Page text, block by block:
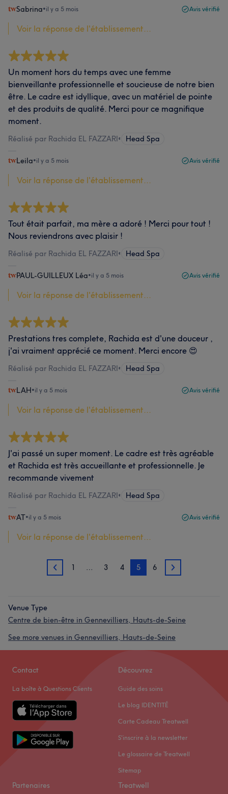
Sabrina•il y a 5 mois Avis vérifié
Voir la réponse de l'établissement...
Un moment hors du temps avec une femme
bienveillante professionnelle et soucieuse de notre bien
être. Le cadre est idyllique, avec un matériel de pointe
et des produits de qualité. Merci pour ce magnifique
moment.
Réalisé par Rachida EL FAZZARI• Head Spa
Leila•il y a 5 mois Avis vérifié
Voir la réponse de l'établissement...
Tout était parfait, ma mère a adoré ! Merci pour tout !
Nous reviendrons avec plaisir !
Réalisé par Rachida EL FAZZARI• Head Spa
PAUL-GUILLEUX Léa•il y a 5 mois Avis vérifié
Voir la réponse de l'établissement...
Prestations tres complete, Rachida est d'une douceur ,
j'ai vraiment apprécié ce moment. Merci encore 😍
Réalisé par Rachida EL FAZZARI• Head Spa
LAH•il y a 5 mois Avis vérifié
Voir la réponse de l'établissement...
J'ai passé un super moment. Le cadre est très agréable
et Rachida est très accueillante et professionnelle. Je
recommande vivement
Réalisé par Rachida EL FAZZARI• Head Spa
AT•il y a 5 mois Avis vérifié
Voir la réponse de l'établissement...
4 1 … 3 4 5 6 6
Venue Type
Centre de bien-être in Gennevilliers, Hauts-de-Seine
See more venues in Gennevilliers, Hauts-de-Seine
Contact
La boîte à Questions Clients
Découvrez
Guide des soins
Le blog IDENTITÉ
Carte Cadeau Treatwell
S'inscrire à la newsletter
Le glossaire de Treatwell
Sitemap
Partenaires Treatwell